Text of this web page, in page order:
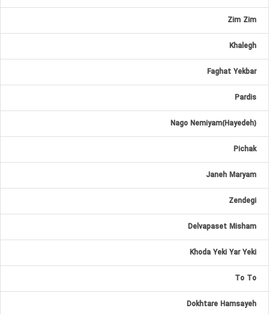
Zim Zim
Khalegh
Faghat Yekbar
Pardis
Nago Nemiyam(Hayedeh)
Pichak
Janeh Maryam
Zendegi
Delvapaset Misham
Khoda Yeki Yar Yeki
To To
Dokhtare Hamsayeh